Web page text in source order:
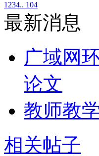
1 234.. 104
最新消息
广域网
论文
教师教
相关帖子